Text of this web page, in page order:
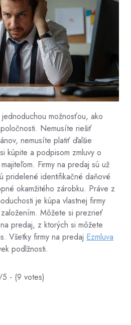
možnosťou, ako
Nemusíte riešiť
nemusíte platiť ďalšie
kúpite a podpisom zmluvy o
Firmy na predaj sú už
pridelené identifikačné daňové
okamžitého zárobku. Práve z
je kúpa vlastnej firmy
Môžete si prezrieť
predaj, z ktorých si môžete
Všetky firmy na predaj Ezmluva
podlžnosti.
- (9 votes)